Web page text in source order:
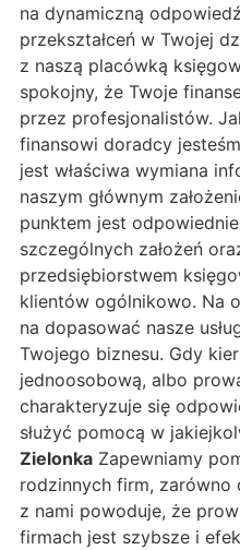
na dynamiczną
przekształceń w Twojej
z naszą placówką
spokojny, że Twoje
przez profesjonalistów.
finansowi doradcy
jest właściwa wymiana
naszym głównym
punktem jest
szczególnych założeń
przedsiębiorstwem
klientów ogólnikowo. Na
na dopasować nasze
Twojego biznesu. Gdy
jednoosobową, albo
charakteryzuje się
służyć pomocą w
Zielonka Zapewniamy
rodzinnych firm, zarówno
z nami powoduje, że
firmach jest szybsze i